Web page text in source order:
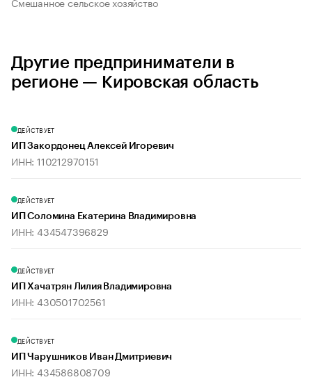
Другие предприниматели в
регионе — Кировская область
ДЕЙСТВУЕТ
ИП Закордонец Алексей Игоревич
ИНН: 110212970151
ДЕЙСТВУЕТ
ИП Соломина Екатерина Владимировна
ИНН: 434547396829
ДЕЙСТВУЕТ
ИП Хачатрян Лилия Владимировна
ИНН: 430501702561
ДЕЙСТВУЕТ
ИП Чарушников Иван Дмитриевич
ИНН: 434586808709